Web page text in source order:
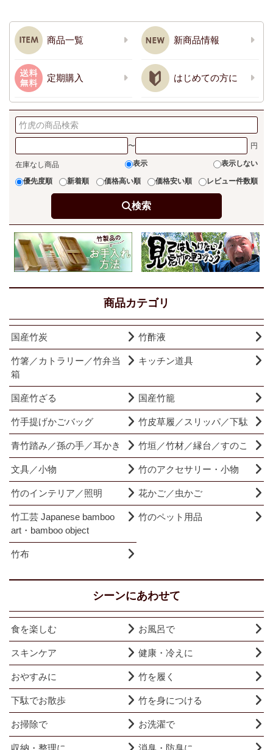
商品一覧 新商品情報
定期購入 はじめての方に
〜
在庫なし商品 表示 表示しない
優先度順 新着順 価格高い順 価格安い順 レビュー件数順
検索
商品カテゴリ
国産竹炭 竹酢液
竹箸／カトラリー／竹弁当
箱
キッチン道具
国産竹ざる 国産竹籠
竹手提げかごバッグ 竹皮草履／スリッパ／下駄
青竹踏み／孫の手／耳かき 竹垣／竹材／縁台／すのこ
文具／小物 竹のアクセサリー・小物
竹のインテリア／照明 花かご／虫かご
竹工芸 Japanese bamboo
art・bamboo object
竹のペット用品
竹布
シーンにあわせて
食を楽しむ お風呂で
スキンケア 健康・冷えに
おやすみに 竹を履く
下駄でお散歩 竹を身につける
お掃除で お洗濯で
収納・整理に 消臭・防臭に